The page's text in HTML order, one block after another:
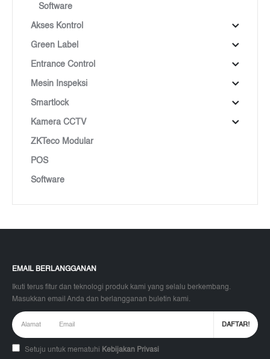
Software
Akses Kontrol
Green Label
Entrance Control
Mesin Inspeksi
Smartlock
Kamera CCTV
ZKTeco Modular
POS
Software
EMAIL BERLANGGANAN
Ikuti terus fitur dan teknologi produk kami yang selalu berkembang.
Masukkan email Anda dan berlangganan buletin kami.
Setuju untuk mematuhi Kebijakan Privasi